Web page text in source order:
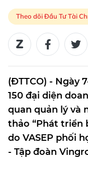
Theo dõi Đầu Tư Tài
(ĐTTCO) - Ngày
150 đại diện
quan quản lý và
thảo “Phát triển
do VASEP phối
- Tập đoàn